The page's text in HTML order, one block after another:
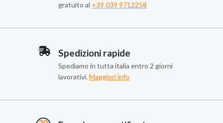
gratuito al +39 039 9712258
Spedizioni rapide
Spediamo in tutta italia entro 2 giorni
lavorativi. Maggiori info